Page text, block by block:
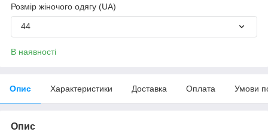
Розмір жіночого одягу (UA)
44
В наявності
Опис Характеристики Доставка Оплата Умови
Опис